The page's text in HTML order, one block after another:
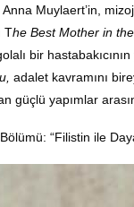
Muylaert’in,
The Best Mother in
bir
adalet kavramını
güçlü yapımlar
“Filistin ile